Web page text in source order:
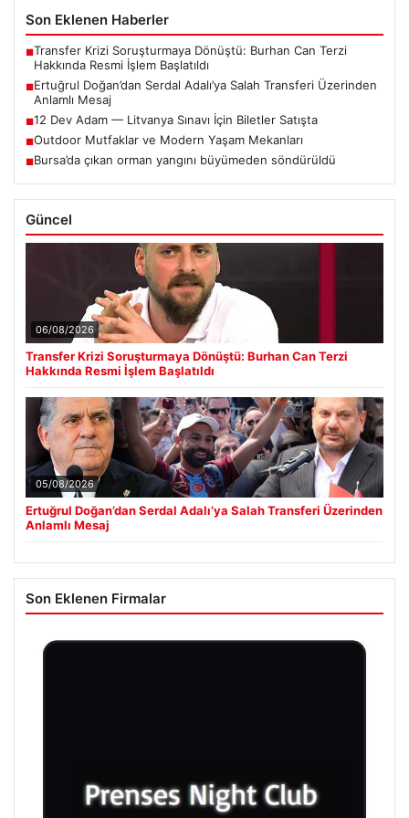
Son Eklenen Haberler
■Transfer Krizi Soruşturmaya Dönüştü: Burhan Can Terzi
Hakkında Resmi İşlem Başlatıldı
■Ertuğrul Doğan’dan Serdal Adalı’ya Salah Transferi Üzerinden
Anlamlı Mesaj
■12 Dev Adam — Litvanya Sınavı İçin Biletler Satışta
■Outdoor Mutfaklar ve Modern Yaşam Mekanları
■Bursa’da çıkan orman yangını büyümeden söndürüldü
Güncel
06/08/2026
Transfer Krizi Soruşturmaya Dönüştü: Burhan Can Terzi
Hakkında Resmi İşlem Başlatıldı
05/08/2026
Ertuğrul Doğan’dan Serdal Adalı’ya Salah Transferi Üzerinden
Anlamlı Mesaj
Son Eklenen Firmalar